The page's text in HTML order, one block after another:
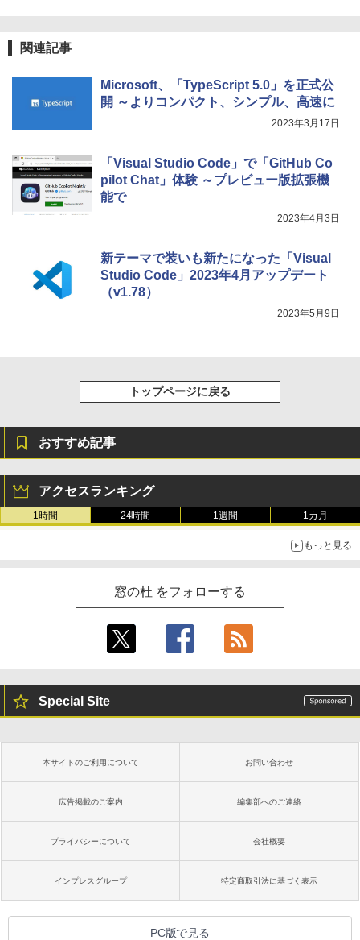
関連記事
Microsoft、「TypeScript 5.0」を正式公
開 ～よりコンパクト、シンプル、高速に
2023年3月17日
「Visual Studio Code」で「GitHub Co
pilot Chat」体験 ～プレビュー版拡張機
能で
2023年4月3日
新テーマで装いも新たになった「Visual
Studio Code」2023年4月アップデート
（v1.78）
2023年5月9日
トップページに戻る
おすすめ記事
アクセスランキング
1時間 24時間 1週間 1カ月
もっと見る
窓の杜 をフォローする
Special Site
本サイトのご利用について お問い合わせ
広告掲載のご案内 編集部へのご連絡
プライバシーについて 会社概要
インプレスグループ 特定商取引法に基づく表示
PC版で見る